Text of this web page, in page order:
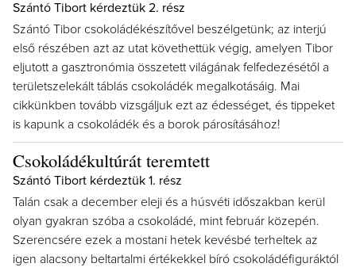
Szántó Tibort kérdeztük 2. rész
Szántó Tibor csokoládékészítővel beszélgetünk; az interjú
első részében azt az utat követhettük végig, amelyen Tibor
eljutott a gasztronómia összetett világának felfedezésétől a
területszelekált táblás csokoládék megalkotásáig. Mai
cikkünkben tovább vizsgáljuk ezt az édességet, és tippeket
is kapunk a csokoládék és a borok párosításához!
Csokoládékultúrát teremtett
Szántó Tibort kérdeztük 1. rész
Talán csak a december eleji és a húsvéti időszakban kerül
olyan gyakran szóba a csokoládé, mint február közepén.
Szerencsére ezek a mostani hetek kevésbé terheltek az
igen alacsony beltartalmi értékekkel bíró csokoládéfiguráktól